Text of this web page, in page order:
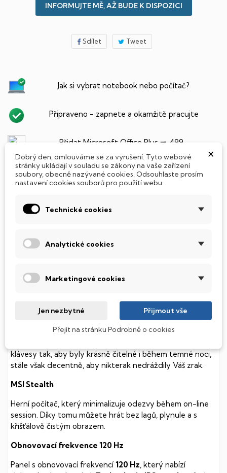
INFORMUJTE MĚ, AŽ BUDE K DISPOZICI
Sdílet Tweet
Jak si vybrat notebook nebo počítač?
Připraveno - zapnete a okamžitě pracujte
Přidat Microsoft Office Plus ➡️ 499,-
PARAMETRY PRODUKTU
SSD Disk
diskem, který na rozdíl od starších magnetických HDD
k mechanickému poškození. Díky použití elektronické
práci s daty.
klávesy tak, aby byly krásně čitelné i během temné noci,
stále však decentně, aby nikterak nedráždily Váš zrak.
MSI Stealth
Herní počítač, který minimalizuje odezvy během on-line
session. Díky tomu můžete hrát bez lagů, plynule a s
křišťálově čistým obrazem.
Obnovovací frekvence 120 Hz
Panel s obnovovací frekvencí 120 Hz , který nabízí
×
Dobrý den, omlouváme se za vyrušení. Tyto webové
stránky ukládají v souladu se zákony na vaše zařízení
soubory, obecně nazývané cookies. Odsouhlaste prosím
nastavení cookies souborů pro použití webu.
Technické cookies
Analytické cookies
Marketingové cookies
Jen nezbytné Přijmout vše
Přejít na stránku Podrobně o cookies